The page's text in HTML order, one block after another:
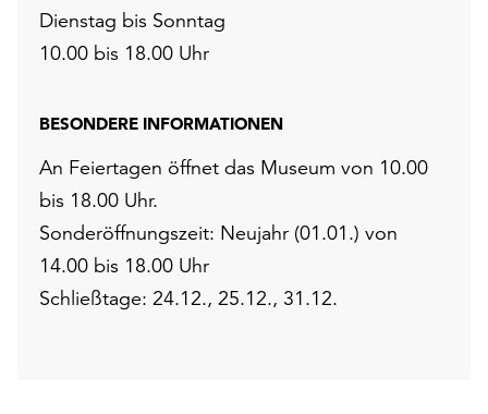
Dienstag bis Sonntag
10.00 bis 18.00 Uhr
BESONDERE INFORMATIONEN
An Feiertagen öffnet das Museum von 10.00
bis 18.00 Uhr.
Sonderöffnungszeit: Neujahr (01.01.) von
14.00 bis 18.00 Uhr
Schließtage: 24.12., 25.12., 31.12.